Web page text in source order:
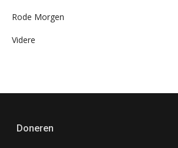
Rode Morgen
Videre
Doneren